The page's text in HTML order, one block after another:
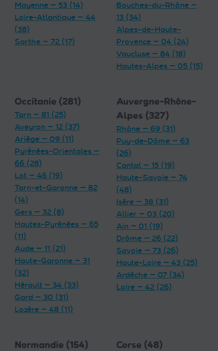
Mayenne — 53 (14)
Loire-Atlantique — 44
(38)
Sarthe — 72 (17)
Bouches-du-Rhône —
13 (34)
Alpes-de-Haute-
Provence — 04 (24)
Vaucluse — 84 (18)
Hautes-Alpes — 05 (15)
Occitanie (281)
Tarn — 81 (25)
Aveyron — 12 (37)
Ariège — 09 (11)
Pyrénées-Orientales —
66 (28)
Lot — 46 (19)
Tarn-et-Garonne — 82
(14)
Gers — 32 (8)
Hautes-Pyrénées — 65
(11)
Aude — 11 (21)
Haute-Garonne — 31
(32)
Hérault — 34 (33)
Gard — 30 (31)
Lozère — 48 (11)
Auvergne-Rhône-
Alpes (327)
Rhône — 69 (31)
Puy-de-Dôme — 63
(26)
Cantal — 15 (19)
Haute-Savoie — 74
(48)
Isère — 38 (31)
Allier — 03 (20)
Ain — 01 (19)
Drôme — 26 (22)
Savoie — 73 (26)
Haute-Loire — 43 (25)
Ardèche — 07 (34)
Loire — 42 (26)
Normandie (154) Corse (48)